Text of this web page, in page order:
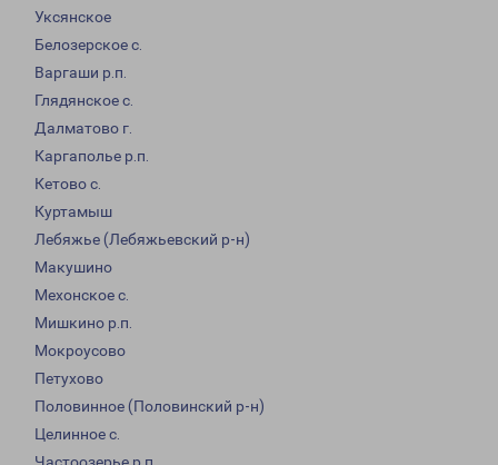
Уксянское
Белозерское с.
Варгаши р.п.
Глядянское с.
Далматово г.
Каргаполье р.п.
Кетово с.
Куртамыш
Лебяжье (Лебяжьевский р-н)
Макушино
Мехонское с.
Мишкино р.п.
Мокроусово
Петухово
Половинное (Половинский р-н)
Целинное с.